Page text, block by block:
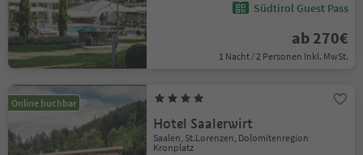
Südtirol Guest Pass
ab 270€
1 Nacht / 2 Personen Inkl. MwSt.
Online buchbar
Hotel Saalerwirt
Saalen, St.Lorenzen, Dolomitenregion
Kronplatz